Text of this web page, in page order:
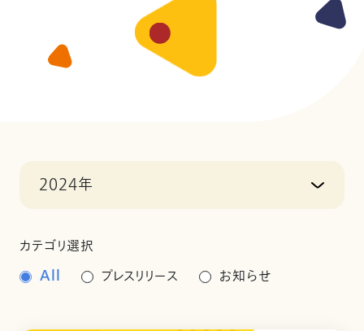
2024年
カテゴリ選択
All プレスリリース お知らせ